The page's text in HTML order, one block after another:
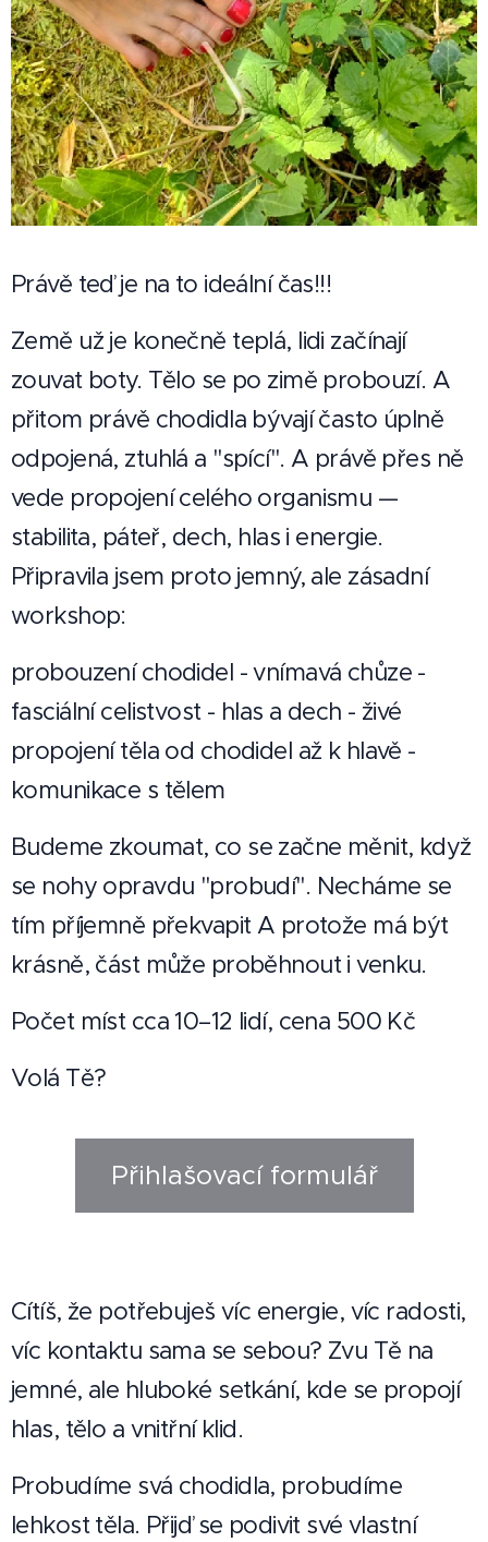
Právě teď je na to ideální čas!!!
Země už je konečně teplá, lidi začínají
zouvat boty. Tělo se po zimě probouzí. A
přitom právě chodidla bývají často úplně
odpojená, ztuhlá a "spící". A právě přes ně
vede propojení celého organismu —
stabilita, páteř, dech, hlas i energie.
Připravila jsem proto jemný, ale zásadní
workshop:
probouzení chodidel - vnímavá chůze -
fasciální celistvost - hlas a dech - živé
propojení těla od chodidel až k hlavě -
komunikace s tělem
Budeme zkoumat, co se začne měnit, když
se nohy opravdu "probudí". Necháme se
tím příjemně překvapit A protože má být
krásně, část může proběhnout i venku.
Počet míst cca 10–12 lidí, cena 500 Kč
Volá Tě?
Přihlašovací formulář
Cítíš, že potřebuješ víc energie, víc radosti,
víc kontaktu sama se sebou? Zvu Tě na
jemné, ale hluboké setkání, kde se propojí
hlas, tělo a vnitřní klid.
Probudíme svá chodidla, probudíme
lehkost těla. Přijď se podivit své vlastní